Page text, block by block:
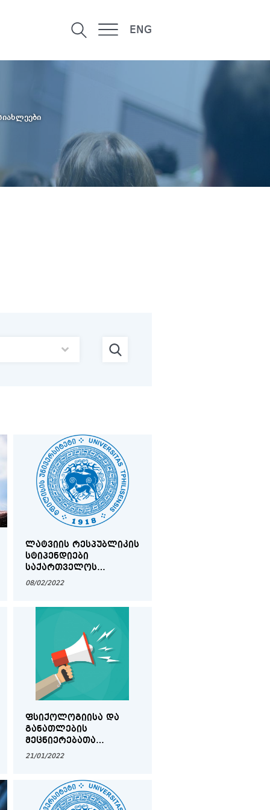
ENG
ᲚᲐᲢᲕᲘᲘᲡ ᲠᲔᲡᲞᲣᲑᲚᲘᲙᲘᲡ
ᲡᲢᲘᲞᲔᲜᲓᲘᲔᲑᲘ
ᲡᲐᲥᲐᲠᲗᲕᲔᲚᲝᲡ
ᲛᲝᲥᲐᲚᲐᲥᲔ
08/02/2022
ᲤᲡᲘᲥᲝᲚᲝᲒᲘᲘᲡᲐ ᲓᲐ
ᲒᲐᲜᲐᲗᲚᲔᲑᲘᲡ
ᲛᲔᲪᲜᲘᲔᲠᲔᲑᲐᲗᲐ
ᲤᲐᲙᲣᲚᲢᲔᲢᲘᲡ
ᲞᲠᲝᲒᲠᲐᲛᲔᲑᲘᲡ
„ᲡᲝᲪᲘᲐᲚᲣᲠᲘ,
21/01/2022